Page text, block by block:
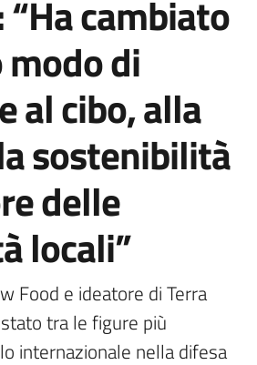
cambiato
di
al cibo, alla
sostenibilità
delle
locali”
Food e ideatore di Terra
tra le figure più
internazionale nella difesa